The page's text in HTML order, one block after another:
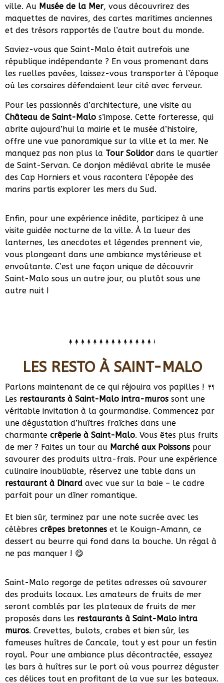
ville. Au Musée de la Mer, vous découvrirez des
maquettes de navires, des cartes maritimes anciennes
et des trésors rapportés de l’autre bout du monde.
Saviez-vous que Saint-Malo était autrefois une
république indépendante ? En vous promenant dans
les ruelles pavées, laissez-vous transporter à l’époque
où les corsaires défendaient leur cité avec ferveur.
Pour les passionnés d’architecture, une visite au
Château de Saint-Malo s’impose. Cette forteresse, qui
abrite aujourd’hui la mairie et le musée d’histoire,
offre une vue panoramique sur la ville et la mer. Ne
manquez pas non plus la Tour Solidordans le quartier
de Saint-Servan. Ce donjon médiéval abrite le musée
des Cap Horniers et vous racontera l’épopée des
marins partis explorer les mers du Sud.
Enfin, pour une expérience inédite, participez à une
visite guidée nocturne de la ville. À la lueur des
lanternes, les anecdotes et légendes prennent vie,
vous plongeant dans une ambiance mystérieuse et
envoûtante. C’est une façon unique de découvrir
Saint-Malo sous un autre jour, ou plutôt sous une
autre nuit !
LES RESTO À SAINT-MALO
Parlons maintenant de ce qui réjouira vos papilles ! 🍴
Les restaurants à Saint-Malo intra-muros sont une
véritable invitation à la gourmandise. Commencez par
une dégustation d’huîtres fraîches dans une
charmante crêperie à Saint-Malo. Vous êtes plus fruits
de mer ? Faites un tour au Marché aux Poissons pour
savourer des produits ultra-frais. Pour une expérience
culinaire inoubliable, réservez une table dans un
restaurant à Dinard avec vue sur la baie – le cadre
parfait pour un dîner romantique.
Et bien sûr, terminez par une note sucrée avec les
célèbres crêpes bretonnes et le Kouign-Amann, ce
dessert au beurre qui fond dans la bouche. Un régal à
ne pas manquer ! 😋
Saint-Malo regorge de petites adresses où savourer
des produits locaux. Les amateurs de fruits de mer
seront comblés par les plateaux de fruits de mer
proposés dans les restaurants à Saint-Malo intra
muros. Crevettes, bulots, crabes et bien sûr, les
fameuses huîtres de Cancale, tout y est pour un festin
royal. Pour une ambiance plus décontractée, essayez
les bars à huîtres sur le port où vous pourrez déguster
ces délices tout en profitant de la vue sur les bateaux.